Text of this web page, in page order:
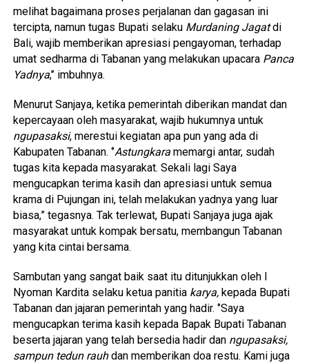
melihat bagaimana proses perjalanan dan gagasan ini
tercipta, namun tugas Bupati selaku Murdaning Jagatdi
Bali, wajib memberikan apresiasi pengayoman, terhadap
umat sedharma di Tabanan yang melakukan upacara Panca
Yadnya,’’ imbuhnya.
Menurut Sanjaya, ketika pemerintah diberikan mandat dan
kepercayaan oleh masyarakat, wajib hukumnya untuk
ngupasaksi, merestui kegiatan apa pun yang ada di
Kabupaten Tabanan. ‘’Astungkaramemargi antar, sudah
tugas kita kepada masyarakat. Sekali lagi Saya
mengucapkan terima kasih dan apresiasi untuk semua
krama di Pujungan ini, telah melakukan yadnya yang luar
biasa,” tegasnya. Tak terlewat, Bupati Sanjaya juga ajak
masyarakat untuk kompak bersatu, membangun Tabanan
yang kita cintai bersama.
Sambutan yang sangat baik saat itu ditunjukkan oleh I
Nyoman Kardita selaku ketua panitia karya,kepada Bupati
Tabanan dan jajaran pemerintah yang hadir. ‘’Saya
mengucapkan terima kasih kepada Bapak Bupati Tabanan
beserta jajaran yang telah bersedia hadir dan ngupasaksi,
sampun tedun rauhdan memberikan doa restu. Kami juga